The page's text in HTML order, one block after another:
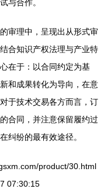
与合作。
审理中，呈现出从形式审
合知识产权法理与产业特
在于：以合同约定为基
和成果转化为导向，在意
于技术交易各方而言，订
合同，并注意保留履约过
纠纷的最有效途径。
product/30.html
07:30:15